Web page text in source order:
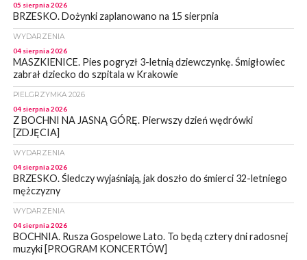
05 sierpnia 2026
BRZESKO. Dożynki zaplanowano na 15 sierpnia
WYDARZENIA
04 sierpnia 2026
MASZKIENICE. Pies pogryzł 3-letnią dziewczynkę. Śmigłowiec
zabrał dziecko do szpitala w Krakowie
PIELGRZYMKA 2026
04 sierpnia 2026
Z BOCHNI NA JASNĄ GÓRĘ. Pierwszy dzień wędrówki
[ZDJĘCIA]
WYDARZENIA
04 sierpnia 2026
BRZESKO. Śledczy wyjaśniają, jak doszło do śmierci 32-letniego
mężczyzny
WYDARZENIA
04 sierpnia 2026
BOCHNIA. Rusza Gospelowe Lato. To będą cztery dni radosnej
muzyki [PROGRAM KONCERTÓW]